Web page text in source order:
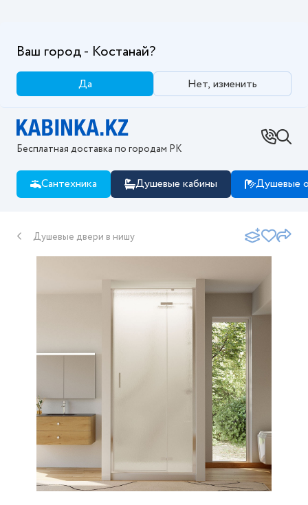
Ваш город - Костанай?
Да Нет, изменить
Бесплатная доставка по городам РК
Сантехника Душевые кабины Душевые
Душевые двери в нишу